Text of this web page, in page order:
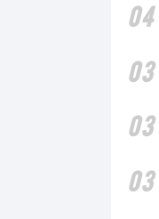
04
03
03
03